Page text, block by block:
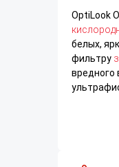
OptiLook
белых,
фильтру
вредного